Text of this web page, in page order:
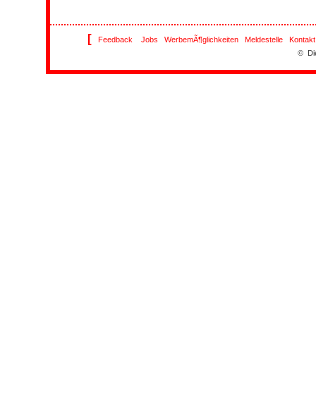
[ Feedback Jobs WerbemÃ¶glichkeiten Meldestelle
Kontakt
©